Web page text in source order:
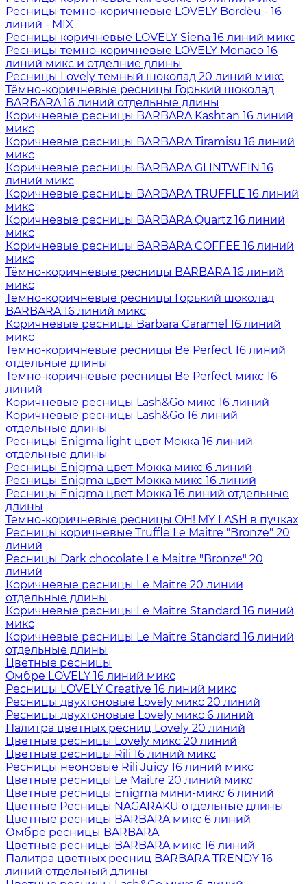
Ресницы темно-коричневые LOVELY Bordèu - 16
линий - MIX
Ресницы коричневые LOVELY Siena 16 линий микс
Ресницы темно-коричневые LOVELY Monaco 16
линий микс и отделние длины
Ресницы Lovely темный шоколад 20 линий микс
Тёмно-коричневые ресницы Горький шоколад
BARBARA 16 линий отдельные длины
Коричневые ресницы BARBARA Kashtan 16 линий
микс
Коричневые ресницы BARBARA Tiramisu 16 линий
микс
Коричневые ресницы BARBARA GLINTWEIN 16
линий микс
Коричневые ресницы BARBARA TRUFFLE 16 линий
микс
Коричневые ресницы BARBARA Quartz 16 линий
микс
Коричневые ресницы BARBARA COFFEE 16 линий
микс
Тёмно-коричневые ресницы BARBARA 16 линий
микс
Тёмно-коричневые ресницы Горький шоколад
BARBARA 16 линий микс
Коричневые ресницы Barbara Caramel 16 линий
микс
Тёмно-коричневые ресницы Be Perfect 16 линий
отдельные длины
Тёмно-коричневые ресницы Be Perfect микс 16
линий
Коричневые ресницы Lash&Go микс 16 линий
Коричневые ресницы Lash&Go 16 линий
отдельные длины
Ресницы Enigma light цвет Мокка 16 линий
отдельные длины
Ресницы Enigma цвет Мокка микс 6 линий
Ресницы Enigma цвет Мокка микс 16 линий
Ресницы Enigma цвет Мокка 16 линий отдельные
длины
Темно-коричневые ресницы OH! MY LASH в пучках
Ресницы коричневые Truffle Le Maitre "Bronze" 20
линий
Ресницы Dark chocolate Le Maitre "Bronze" 20
линий
Коричневые ресницы Le Maitre 20 линий
отдельные длины
Коричневые ресницы Le Maitre Standard 16 линий
микс
Коричневые ресницы Le Maitre Standard 16 линий
отдельные длины
Цветные ресницы
Oмбре LOVELY 16 линий микс
Ресницы LOVELY Creative 16 линий микс
Ресницы двухтоновые Lovely микс 20 линий
Ресницы двухтоновые Lovely микс 6 линий
Палитра цветных ресниц Lovely 20 линий
Цветные ресницы Lovely микс 20 линий
Цветные ресницы Rili 16 линий микс
Ресницы неоновые Rili Juicy 16 линий микс
Цветные ресницы Le Maitre 20 линий микс
Цветные ресницы Enigma мини-микс 6 линий
Цветные Ресницы NAGARAKU отдельные длины
Цветные ресницы BARBARA микс 6 линий
Омбре ресницы BARBARA
Цветные ресницы BARBARA микс 16 линий
Палитра цветных ресниц BARBARA TRENDY 16
линий отдельный длины